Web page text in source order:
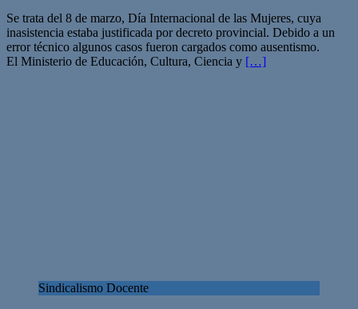
Se trata del 8 de marzo, Día Internacional de las Mujeres, cuya
inasistencia estaba justificada por decreto provincial. Debido a un
error técnico algunos casos fueron cargados como ausentismo.
El Ministerio de Educación, Cultura, Ciencia y […]
Sindicalismo Docente